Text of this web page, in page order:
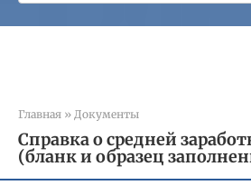
Главная » Документы
Справка о средней
(бланк и образец